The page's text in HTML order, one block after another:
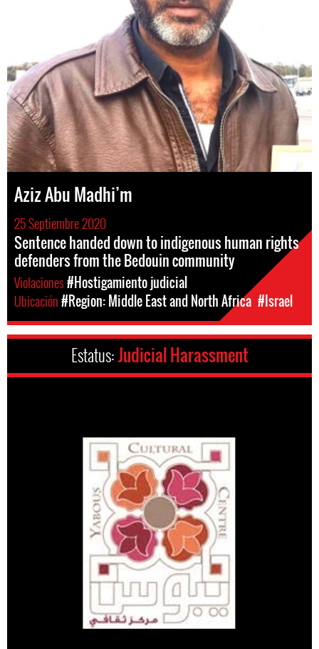
Aziz Abu Madhi’m
25 Septiembre 2020
Sentence handed down to indigenous human rights
defenders from the Bedouin community
Violaciones#Hostigamiento judicial
Ubicación#Region: Middle East and North Africa #Israel
Estatus:Judicial Harassment